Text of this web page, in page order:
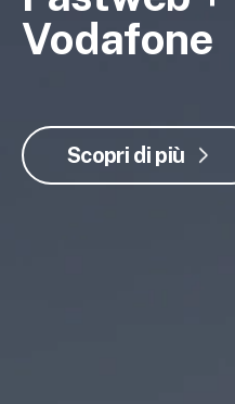
Vodafone
Scopri di più